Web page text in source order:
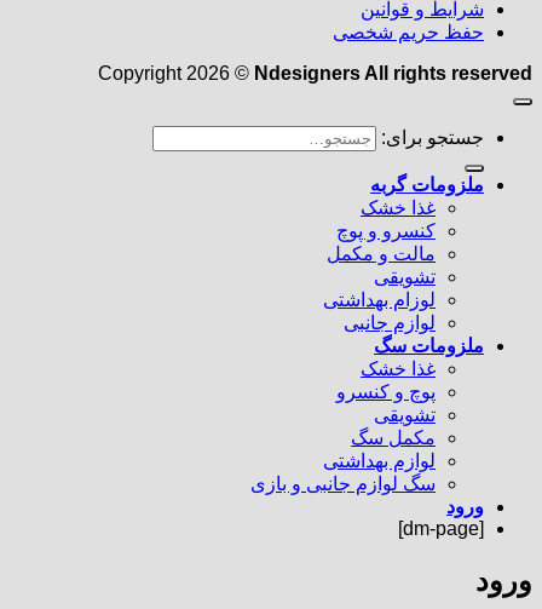
شرایط و قوانین
حفظ حریم شخصی
Copyright 2026 © Ndesigners All rights reserved
جستجو برای:
ملزومات گربه
غذا خشک
کنسرو و پوچ
مالت و مکمل
تشویقی
لوزام بهداشتی
لوازم جانبی
ملزومات سگ
غذا خشک
پوچ و کنسرو
تشویقی
مکمل سگ
لوازم بهداشتی
سگ لوازم جانبی و بازی
ورود
[dm-page]
ورود